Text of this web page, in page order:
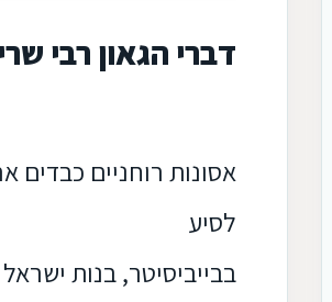
דברי הגאון רבי
אסונות רוחניים
לסיע
בבייביסיטר, בנות